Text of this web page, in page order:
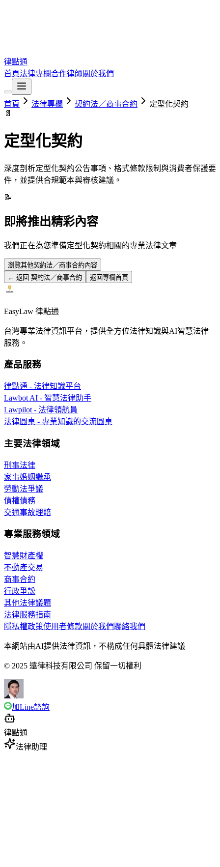
律點通
首頁法律專欄合作律師關於我們
首頁 法律專欄 契約法／商事合約
定型化契約
📄
定型化契約
深度剖析定型化契約公告事項、格式條款限制與消費者保護要
件，並提供合規範本與審核建議。
📝
即將推出精彩內容
我們正在為您準備定型化契約相關的專業法律文章
瀏覽其他契約法／商事合約內容
← 返回 契約法／商事合約 返回專欄首頁
EasyLaw 律點通
台灣專業法律資訊平台，提供全方位法律知識與AI智慧法律
服務。
產品服務
律點通 - 法律知識平台
Lawbot AI - 智慧法律助手
Lawpilot - 法律領航員
法律圓桌 - 專業知識的交流圓桌
主要法律領域
刑事法律
家事婚姻繼承
勞動法爭議
債權債務
交通事故理賠
專業服務領域
智慧財產權
不動產交易
商事合約
行政爭訟
其他法律議題
法律服務指南
隱私權政策使用者條款關於我們聯絡我們
本網站由AI提供法律資訊，不構成任何具體法律建議
© 2025 遠律科技有限公司 保留一切權利
加Line諮詢
律點通
法律助理